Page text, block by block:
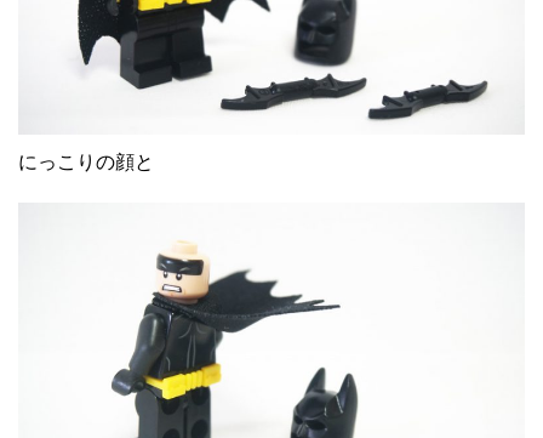
にっこりの顔と